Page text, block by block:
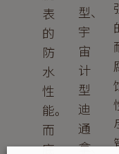
表
的
防
水
性
能。
而
底
型、
宇
宙
计
型
迪
通
拿、